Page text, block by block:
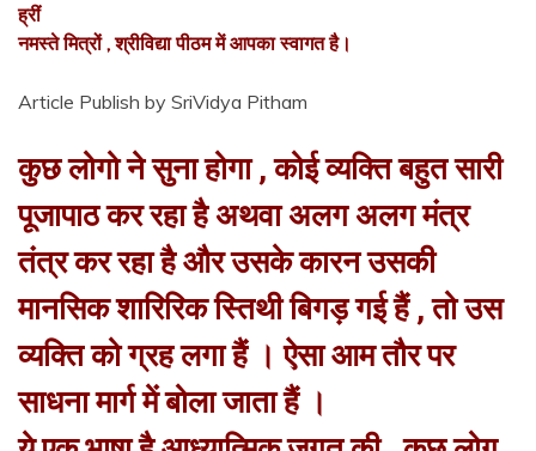
ह्रीं
नमस्ते मित्रों , श्रीविद्या पीठम में आपका स्वागत है।
Article Publish by SriVidya Pitham
कुछ लोगो ने सुना होगा , कोई व्यक्ति बहुत सारी
पूजापाठ कर रहा है अथवा अलग अलग मंत्र
तंत्र कर रहा है और उसके कारन उसकी
मानसिक शारिरिक स्तिथी बिगड़ गई हैं , तो उस
व्यक्ति को ग्रह लगा हैं । ऐसा आम तौर पर
साधना मार्ग में बोला जाता हैं ।